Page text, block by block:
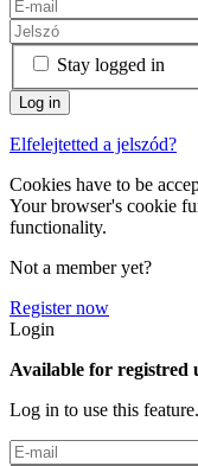
Stay logged in
Elfelejtetted a jelszód?
Cookies have to be
Your browser's cookie
functionality.
Not a member yet?
Register now
Login
Available for registred
Log in to use this feature.